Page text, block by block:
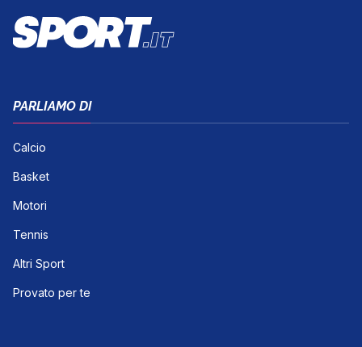
PARLIAMO DI
Calcio
Basket
Motori
Tennis
Altri Sport
Provato per te